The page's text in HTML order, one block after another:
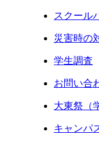
スクール
災害時の
学生調査
お問い合
大東祭（
キャンパ